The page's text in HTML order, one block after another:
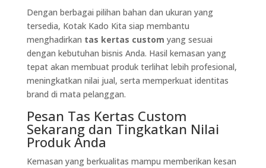
Dengan berbagai pilihan bahan dan ukuran yang
tersedia, Kotak Kado Kita siap membantu
menghadirkan tas kertas custom yang sesuai
dengan kebutuhan bisnis Anda. Hasil kemasan yang
tepat akan membuat produk terlihat lebih profesional,
meningkatkan nilai jual, serta memperkuat identitas
brand di mata pelanggan.
Pesan Tas Kertas Custom
Sekarang dan Tingkatkan Nilai
Produk Anda
Kemasan yang berkualitas mampu memberikan kesan